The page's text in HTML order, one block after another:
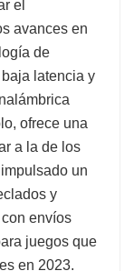
el
avances en
de
latencia y
ofrece una
a la de los
un
y
envíos
juegos que
en 2023.